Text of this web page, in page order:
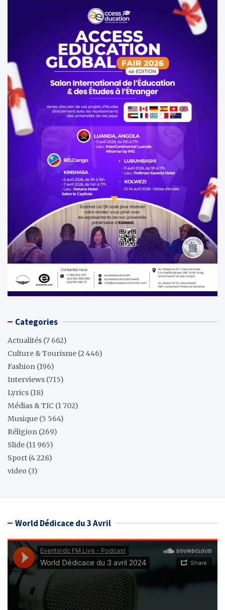
Categories
Actualités (7 662)
Culture & Tourisme (2 446)
Fashion (196)
Interviews (715)
Lyrics (18)
Médias & TIC (1 702)
Musique (5 564)
Réligion (269)
Slide (11 965)
Sport (4 228)
video (3)
World Dédicace du 3 Avril